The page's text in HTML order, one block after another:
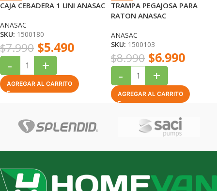
CAJA CEBADERA 1 UNI ANASAC
ANASAC
SKU: 1500180
$7.990 $5.490
- +
AGREGAR AL CARRITO
TRAMPA PEGAJOSA PARA
RATON ANASAC
ANASAC
SKU: 1500103
$8.990 $6.990
- +
AGREGAR AL CARRITO